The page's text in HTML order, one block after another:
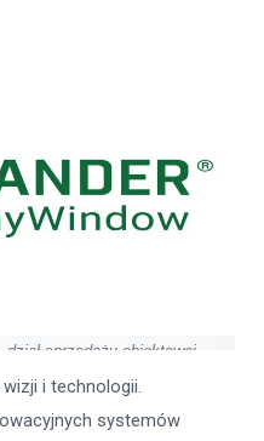
dział sprzedaży obiektowej
i technologii.
systemów